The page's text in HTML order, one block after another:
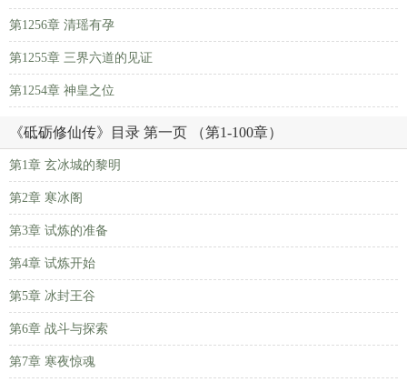
第1256章 清瑶有孕
第1255章 三界六道的见证
第1254章 神皇之位
《砥砺修仙传》目录 第一页 （第1-100章）
第1章 玄冰城的黎明
第2章 寒冰阁
第3章 试炼的准备
第4章 试炼开始
第5章 冰封王谷
第6章 战斗与探索
第7章 寒夜惊魂